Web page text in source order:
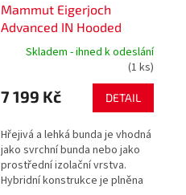
Mammut Eigerjoch
Advanced IN Hooded
Jacket Women
Skladem - ihned k odeslání
(1 ks)
7 199 Kč DETAIL
Hřejivá a lehká bunda je vhodná
jako svrchní bunda nebo jako
prostřední izolační vrstva.
Hybridní konstrukce je plněna